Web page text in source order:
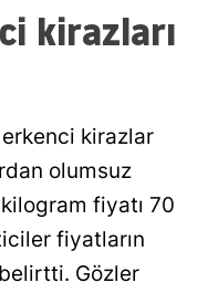
kirazları
erkenci kirazlar
olumsuz
fiyatı 70
fiyatların
belirtti. Gözler